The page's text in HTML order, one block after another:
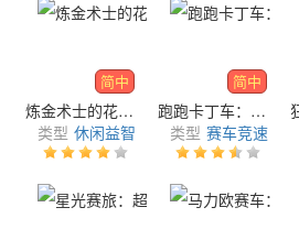
简中
炼金术士的花园（Alchemists' Garden）
类型 休闲益智
简中
跑跑卡丁车：漂移（KartRider: Drift）
类型 赛车竞速